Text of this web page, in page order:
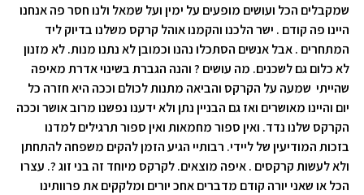
שמקבלים הכל ועושים מופעים על ימין ועל שמאל ולנו חסר פה אנחנו
היינו פה קודם . ישר הלכנו והקמנו אוהל קרקס משלנו בדיוק ליד
המתחרים . אבל אנשים הסתכלו נהנו וכמובן לא נתנו מנות. לא מזנון
לא כלום גם לשכנים. מה עושים ? והנה הגברת בשינוי אדרת מאיפה
שהייתי שמעה על הקרקס והביאה מתנות לכולם וככה היא חזרה כל
יום והיינו מאושרים ואז גם הבניין נתן ולא ידענו נפשנו מרוב אושר וככה
הקרקס שלנו נדד. ואין ספור מחמאות ואין ספור תרגילים למדנו
בזכות המודיעין של ליידי. רבותיי הגיע הזמן להקים משפחה להתחתן
ולא לעשות קרקסים . איפה מוצאים. לקרקס מיוחד זה בני זוג ?. עצרו
הכל או שאני יורה קודם מדברים אחכ יורים ומלקקים את פרוותינו